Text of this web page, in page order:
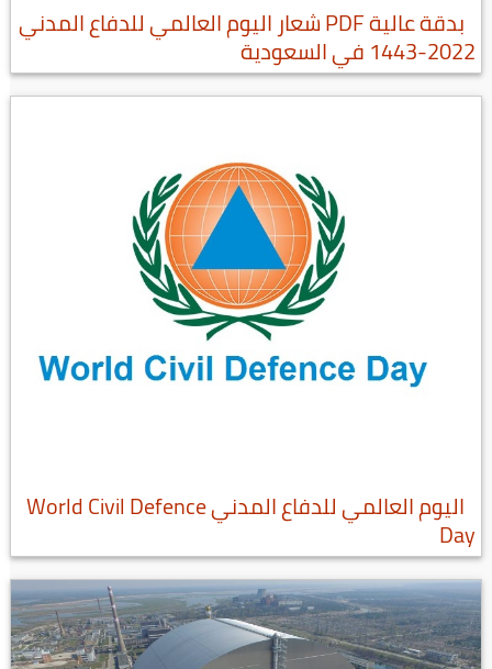
بدقة عالية PDF شعار اليوم العالمي للدفاع المدني
2022-1443 في السعودية
اليوم العالمي للدفاع المدني World Civil Defence
Day